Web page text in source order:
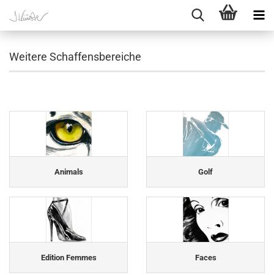
Weitere Schaffensbereiche
Animals Golf
Edition Femmes Faces